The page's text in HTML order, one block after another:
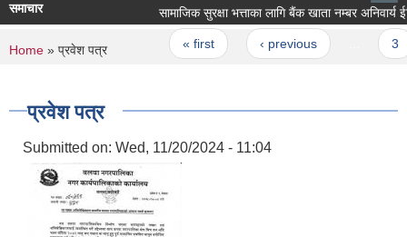
समाचार सामाजिक सुरक्षा भत्ताका लागि बैंक खाता नम्बर अनिवार्य
Pages
« first ‹ previous
You are here
Home » प्रवेश पत्र
प्रवेश पत्र
Submitted on: Wed, 11/20/2024 - 11:04